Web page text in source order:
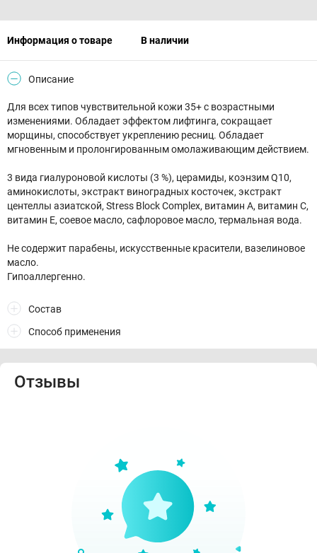
Информация о товаре В наличии
Описание
Для всех типов чувствительной кожи 35+ с возрастными
изменениями. Обладает эффектом лифтинга, сокращает
морщины, способствует укреплению ресниц. Обладает
мгновенным и пролонгированным омолаживающим действием.
3 вида гиалуроновой кислоты (3 %), церамиды, коэнзим Q10,
аминокислоты, экстракт виноградных косточек, экстракт
центеллы азиатской, Stress Block Complex, витамин A, витамин C,
витамин E, соевое масло, сафлоровое масло, термальная вода.
Не содержит парабены, искусственные красители, вазелиновое
масло.
Гипоаллергенно.
Состав
Способ применения
Отзывы